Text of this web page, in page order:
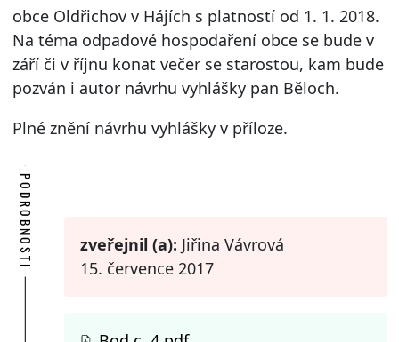
obce Oldřichov v Hájích s platností od 1. 1. 2018.
Na téma odpadové hospodaření obce se bude v
září či v říjnu konat večer se starostou, kam bude
pozván i autor návrhu vyhlášky pan Běloch.
Plné znění návrhu vyhlášky v příloze.
PODROBNOSTI zveřejnil (a): Jiřina Vávrová
15. července 2017